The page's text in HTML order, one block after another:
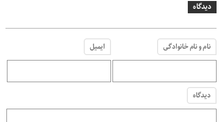
دیدگاه
نام و نام خانوادگی ایمیل
دیدگاه